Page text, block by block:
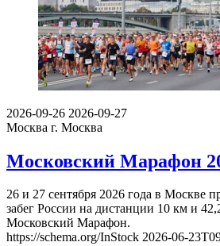
2026-09-26 2026-09-27
Москва г. Москва
Московский Марафон
26 и 27 сентября 2026 года в Москве
забег России на дистанции 10 км и
Московский Марафон.
https://schema.org/InStock 2026-06-